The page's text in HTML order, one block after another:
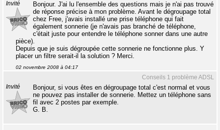
Invité
Bonjour. J'ai lu l'ensemble des questions mais je n'ai pas trouvé
de réponse précise à mon problème. Avant le dégroupage total
chez Free, j'avais installé une prise téléphone qui fait
également sonnerie (je n'avais pas branché de téléphone,
c'était juste pour entendre le téléphone sonner dans une autre
pièce).
Depuis que je suis dégroupée cette sonnerie ne fonctionne plus. Y
placer un filtre serait-il la solution ? Merci.
02 novembre 2008 à 04:17
Conseils 1 problème ADSL
Invité
Bonjour, si vous êtes en dégroupage total c'est normal et vous
ne pouvez pas installer de sonnerie. Mettez un téléphone sans
fil avec 2 postes par exemple.
G. B.